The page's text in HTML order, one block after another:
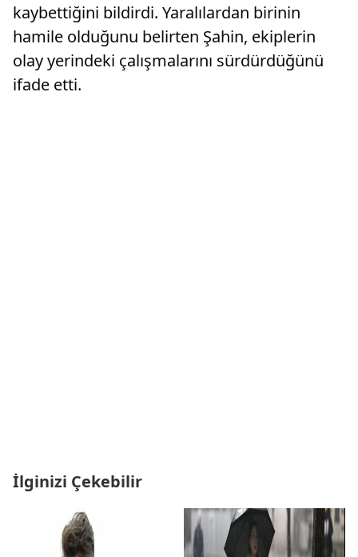
kaybettiğini bildirdi. Yaralılardan birinin
hamile olduğunu belirten Şahin, ekiplerin
olay yerindeki çalışmalarını sürdürdüğünü
ifade etti.
İlginizi Çekebilir